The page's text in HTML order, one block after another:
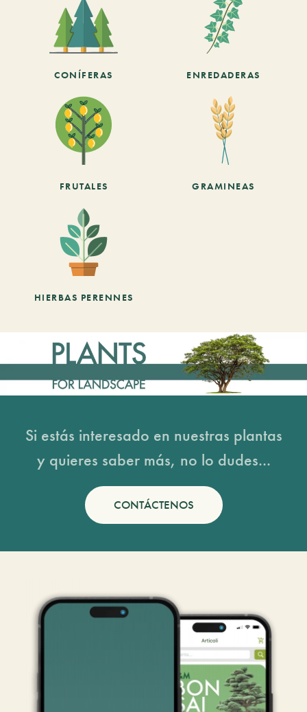
CONÍFERAS ENREDADERAS
FRUTALES GRAMINEAS
HIERBAS PERENNES
Si estás interesado en nuestras plantas
y quieres saber más, no lo dudes...
CONTÁCTENOS